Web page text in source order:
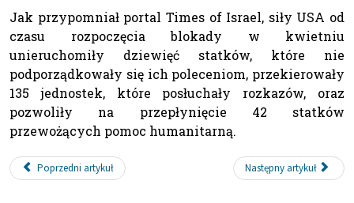
Jak przypomniał portal Times of Israel, siły USA od
czasu rozpoczęcia blokady w kwietniu
unieruchomiły dziewięć statków, które nie
podporządkowały się ich poleceniom, przekierowały
135 jednostek, które posłuchały rozkazów, oraz
pozwoliły na przepłynięcie 42 statków
przewożących pomoc humanitarną.
Poprzedni artykuł Następny artykuł